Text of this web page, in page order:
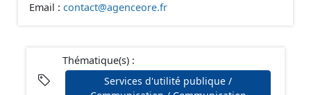
Email : contact@agenceore.fr
Thématique(s) :
Services d'utilité publique /